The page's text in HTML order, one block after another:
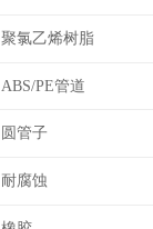
聚氯乙烯树脂
ABS/PE管道
圆管子
耐腐蚀